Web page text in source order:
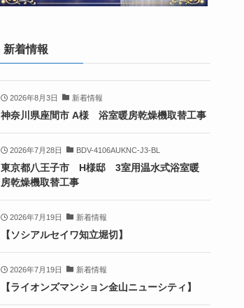
新着情報
2026年8月3日 新着情報
神奈川県座間市 A様 浴室暖房乾燥機取替工事
2026年7月28日 BDV-4106AUKNC-J3-BL
東京都八王子市 H様邸 3室用温水式浴室暖
房乾燥機取替工事
2026年7月19日 新着情報
【ソシアルセイワ知立堀切】
2026年7月19日 新着情報
【ライオンズマンション金山ニューシティ】